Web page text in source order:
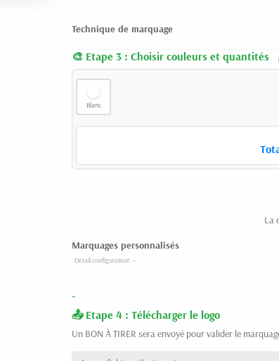
Technique de marquage
Etape 3 : Choisir couleurs et quantités
Blanc
La
Marquages personnalisés
-
Etape 4 : Télécharger le logo
Un BON À TIRER sera envoyé pour valider le